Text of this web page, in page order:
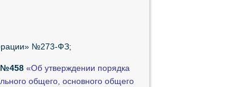
№273-ФЗ;
№458 «Об утверждении порядка
общего, основного общего